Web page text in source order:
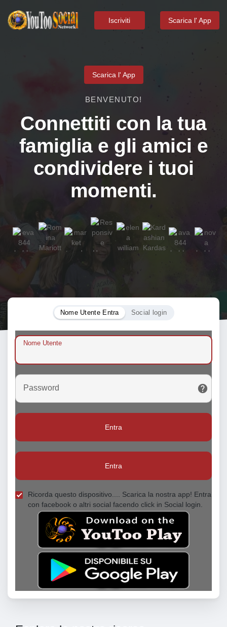
Iscriviti Scarica l' App
Scarica l' App
BENVENUTO!
Connettiti con la tua
famiglia e gli amici e
condividere i tuoi
momenti.
Nome Utente Entra Social login
Nome Utente
Password
Entra
Entra
Ricorda questo dispositivo.... Scarica la nostra app! Entra
con facebook o altri social facendo click in Social login.